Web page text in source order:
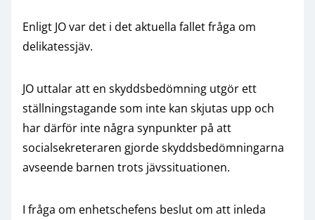
Enligt JO var det i det aktuella fallet fråga om
delikatessjäv.
JO uttalar att en skyddsbedömning utgör ett
ställningstagande som inte kan skjutas upp och
har därför inte några synpunkter på att
socialsekreteraren gjorde skyddsbedömningarna
avseende barnen trots jävssituationen.
I fråga om enhetschefens beslut om att inleda